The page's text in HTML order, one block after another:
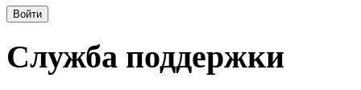
Служба поддержки